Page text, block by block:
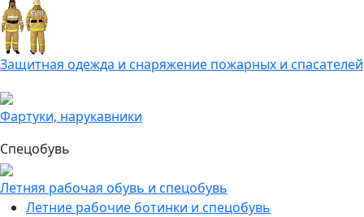
Защитная одежда и снаряжение пожарных и спасателей
Фартуки, нарукавники
Спецобувь
Летняя рабочая обувь и спецобувь
Летние рабочие ботинки и спецобувь